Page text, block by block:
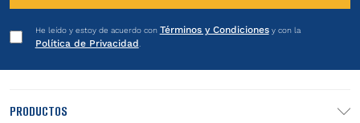
He leído y estoy de acuerdo con Términos y Condicionesy con la
Política de Privacidad
PRODUCTOS